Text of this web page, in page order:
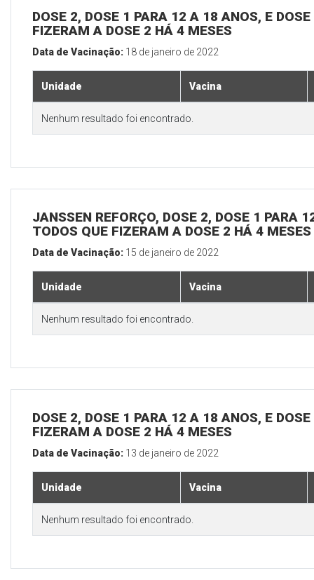
DOSE 2, DOSE 1 PARA 12 A 18 ANOS, E
FIZERAM A DOSE 2 HÁ 4 MESES
Data de Vacinação: 18 de janeiro de 2022
Unidade Vacina
Nenhum resultado foi encontrado.
JANSSEN REFORÇO, DOSE 2, DOSE 1 PARA
TODOS QUE FIZERAM A DOSE 2 HÁ 4 MESES
Data de Vacinação: 15 de janeiro de 2022
Unidade Vacina
Nenhum resultado foi encontrado.
DOSE 2, DOSE 1 PARA 12 A 18 ANOS, E
FIZERAM A DOSE 2 HÁ 4 MESES
Data de Vacinação: 13 de janeiro de 2022
Unidade Vacina
Nenhum resultado foi encontrado.